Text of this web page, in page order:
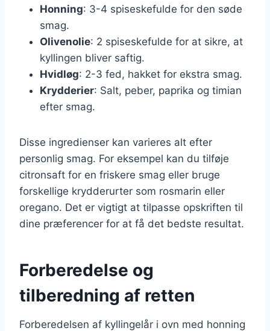
Honning: 3-4 spiseskefulde for den søde
smag.
Olivenolie: 2 spiseskefulde for at sikre, at
kyllingen bliver saftig.
Hvidløg: 2-3 fed, hakket for ekstra smag.
Krydderier: Salt, peber, paprika og timian
efter smag.
Disse ingredienser kan varieres alt efter
personlig smag. For eksempel kan du tilføje
citronsaft for en friskere smag eller bruge
forskellige krydderurter som rosmarin eller
oregano. Det er vigtigt at tilpasse opskriften til
dine præferencer for at få det bedste resultat.
Forberedelse og
tilberedning af retten
Forberedelsen af kyllingelår i ovn med honning